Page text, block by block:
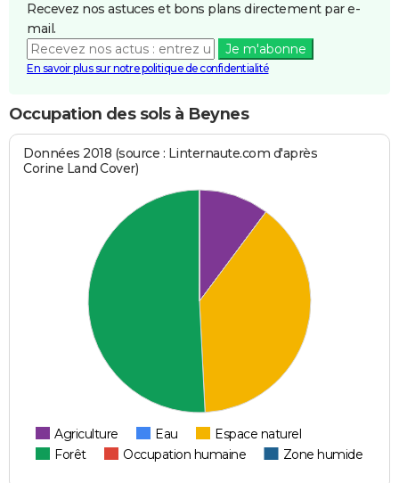
Recevez nos astuces et bons plans directement par e-
mail.
Je m'abonne
En savoir plus sur notre politique de confidentialité
Occupation des sols à Beynes
Données 2018 (source : Linternaute.com d'après
Corine Land Cover)
Agriculture Eau
Espace naturel
Forêt
Occupation humaine Zone humide